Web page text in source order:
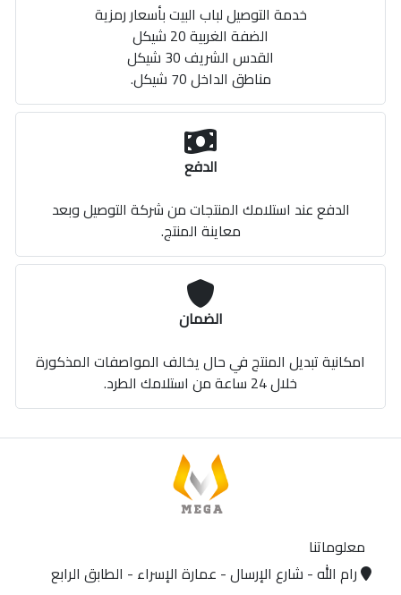
خدمة التوصيل لباب البيت بأسعار رمزية
الضفة الغربية 20 شيكل
القدس الشريف 30 شيكل
مناطق الداخل 70 شيكل.
الدفع
الدفع عند استلامك المنتجات من شركة التوصيل وبعد
معاينة المنتج.
الضمان
امكانية تبديل المنتج في حال يخالف المواصفات المذكورة
خلال 24 ساعة من استلامك الطرد.
معلوماتنا
رام الله - شارع الإرسال - عمارة الإسراء - الطابق الرابع